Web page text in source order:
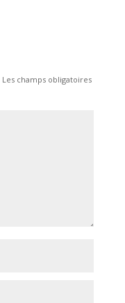
Les champs obligatoires